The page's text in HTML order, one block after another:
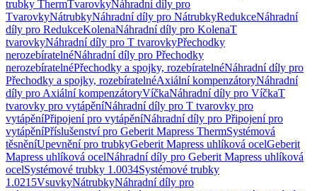
trubky ThermTvarovkyNáhradní díly pro
TvarovkyNátrubkyNáhradní díly pro NátrubkyRedukceNáhradní
díly pro RedukceKolenaNáhradní díly pro KolenaT
tvarovkyNáhradní díly pro T tvarovkyPřechodky
nerozebíratelnéNáhradní díly pro Přechodky
nerozebíratelnéPřechodky a spojky, rozebíratelnéNáhradní díly pro
Přechodky a spojky, rozebíratelnéAxiální kompenzátoryNáhradní
díly pro Axiální kompenzátoryVíčkaNáhradní díly pro VíčkaT
tvarovky pro vytápěníNáhradní díly pro T tvarovky pro
vytápěníPřipojení pro vytápěníNáhradní díly pro Připojení pro
vytápěníPříslušenství pro Geberit Mapress ThermSystémová
těsněníUpevnění pro trubkyGeberit Mapress uhlíková ocelGeberit
Mapress uhlíková ocelNáhradní díly pro Geberit Mapress uhlíková
ocelSystémové trubky 1.0034Systémové trubky
1.0215VsuvkyNátrubkyNáhradní díly pro